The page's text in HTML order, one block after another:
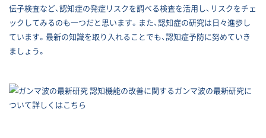
伝子検査など、認知症の発症リスクを調べる検査を活用し、リスクをチェ
ックしてみるのも一つだと思います。また、認知症の研究は日々進歩し
ています。最新の知識を取り入れることでも、認知症予防に努めていき
ましょう。